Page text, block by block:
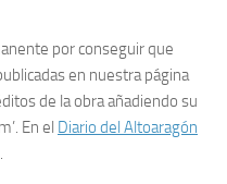
por conseguir que
en nuestra página
de la obra añadiendo su
En el Diario del Altoaragón